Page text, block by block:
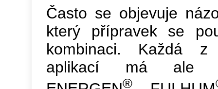
Často se objevuje
který přípravek se
kombinaci. Každá z
aplikací má ale
®